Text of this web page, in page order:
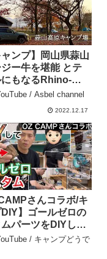
ャンプ】岡山県蒜山
ー牛を堪能 とテ
にもなるRhino-
ビュー 蒜山高原キ
ャンプ] – Asbel
/ Asbel channel
2022.12.17
さんコラボ/キ
】ゴールゼロの
パーツをDIYした
の結果に – キャン
しょう
/ キャンプどうで